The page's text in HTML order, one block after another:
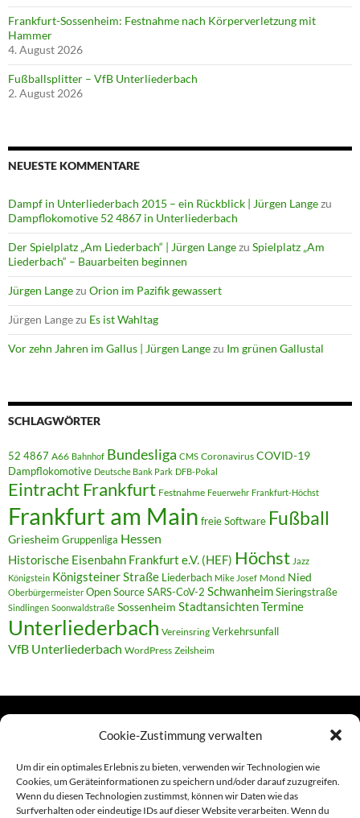
Cookie-Zustimmung verwalten
Um dir ein optimales Erlebnis zu bieten, verwenden wir Technologien wie
Cookies, um Geräteinformationen zu speichern und/oder darauf zuzugreifen.
Wenn du diesen Technologien zustimmst, können wir Daten wie das
Surfverhalten oder eindeutige IDs auf dieser Website verarbeiten. Wenn du
Frankfurt-Sossenheim: Festnahme nach Körperverletzung mit
Hammer
4. August 2026
Fußballsplitter – VfB Unterliederbach
2. August 2026
NEUESTE KOMMENTARE
Dampf in Unterliederbach 2015 – ein Rückblick | Jürgen Langezu
Dampflokomotive 52 4867 in Unterliederbach
Der Spielplatz „Am Liederbach“ | Jürgen Langezu Spielplatz „Am
Liederbach“ – Bauarbeiten beginnen
Jürgen Langezu Orion im Pazifik gewassert
Jürgen Langezu Es ist Wahltag
Vor zehn Jahren im Gallus | Jürgen Langezu Im grünen Gallustal
SCHLAGWÖRTER
52 4867 A66 Bahnhof Bundesliga CMS Coronavirus COVID-19
Dampflokomotive Deutsche Bank Park DFB-Pokal
Eintracht Frankfurt Festnahme Feuerwehr Frankfurt-Höchst
Frankfurt am Main freie Software Fußball
Griesheim Gruppenliga Hessen
Historische Eisenbahn Frankfurt e.V. (HEF) Höchst Jazz
Königstein Königsteiner Straße Liederbach Mike Josef Mond Nied
Oberbürgermeister Open SourceSARS-CoV-2 SchwanheimSieringstraße
Sindlingen Soonwaldstraße Sossenheim StadtansichtenTermine
Unterliederbach Vereinsring Verkehrsunfall
VfB Unterliederbach WordPress Zeilsheim
Links